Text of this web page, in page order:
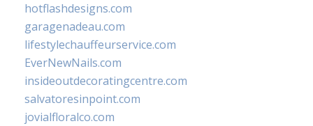
hotflashdesigns.com
garagenadeau.com
lifestylechauffeurservice.com
EverNewNails.com
insideoutdecoratingcentre.com
salvatoresinpoint.com
jovialfloralco.com